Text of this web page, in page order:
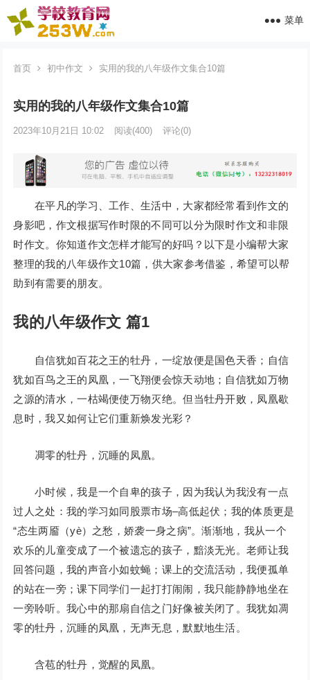
菜单
首页 初中作文 实用的我的八年级作文集合10篇
实用的我的八年级作文集合10篇
2023年10月21日 10:02 阅读(400) 评论(0)
在平凡的学习、工作、生活中，大家都经常看到作文的
身影吧，作文根据写作时限的不同可以分为限时作文和非限
时作文。你知道作文怎样才能写的好吗？以下是小编帮大家
整理的我的八年级作文10篇，供大家参考借鉴，希望可以帮
助到有需要的朋友。
我的八年级作文 篇1
自信犹如百花之王的牡丹，一绽放便是国色天香；自信
犹如百鸟之王的凤凰，一飞翔便会惊天动地；自信犹如万物
之源的清水，一枯竭便使万物灭绝。但当牡丹开败，凤凰歇
息时，我又如何让它们重新焕发光彩？
凋零的牡丹，沉睡的凤凰。
小时候，我是一个自卑的孩子，因为我认为我没有一点
过人之处：我的学习如同股票市场–高低起伏；我的体质更是
“态生两靥（yè）之愁，娇袭一身之病”。渐渐地，我从一个
欢乐的儿童变成了一个被遗忘的孩子，黯淡无光。老师让我
回答问题，我的声音小如蚊蝇；课上的交流活动，我便孤单
的站在一旁；课下同学们一起打打闹闹，我只能静静地坐在
一旁聆听。我心中的那扇自信之门好像被关闭了。我犹如凋
零的牡丹，沉睡的凤凰，无声无息，默默地生活。
含苞的牡丹，觉醒的凤凰。